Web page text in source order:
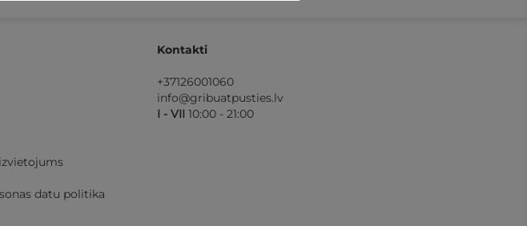
datu politika
Kontakti
+37126001060
info@gribuatpusties.lv
I - VII 10:00 - 21:00